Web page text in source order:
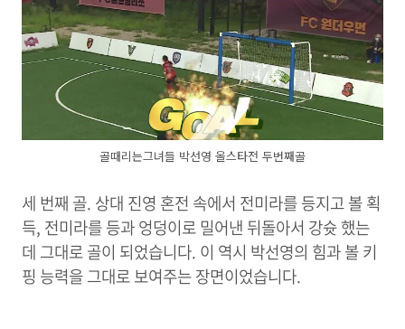
골때리는그녀들 박선영 올스타전 두번째골
세 번째 골. 상대 진영 혼전 속에서 전미라를 등지고 볼 획
득, 전미라를 등과 엉덩이로 밀어낸 뒤돌아서 강슛 했는
데 그대로 골이 되었습니다. 이 역시 박선영의 힘과 볼 키
핑 능력을 그대로 보여주는 장면이었습니다.